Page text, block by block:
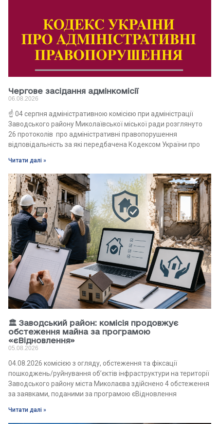
Чергове засідання адмінкомісії
06.08.2026
☝️ 04 серпня адміністративною комісією при адміністрації
Заводського району Миколаївської міської ради розглянуто
26 протоколів про адміністративні правопорушення
відповідальність за які передбачена Кодексом України про
Читати далі »
🏛 Заводський район: комісія продовжує
обстеження майна за програмою
«єВідновлення»
05.08.2026
04.08.2026 комісією з огляду, обстеження та фіксації
пошкоджень/руйнування об’єктів інфраструктури на території
Заводського району міста Миколаєва здійснено 4 обстеження
за заявками, поданими за програмою єВідновлення
Читати далі »